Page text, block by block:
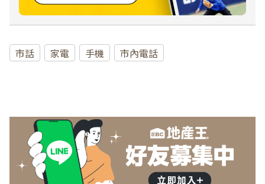
市話 家電 手機 市內電話